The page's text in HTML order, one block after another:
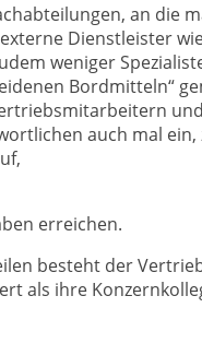
an die
Dienstleister
weniger
Bordmitteln“
auch mal
erreichen.
besteht der
als ihre